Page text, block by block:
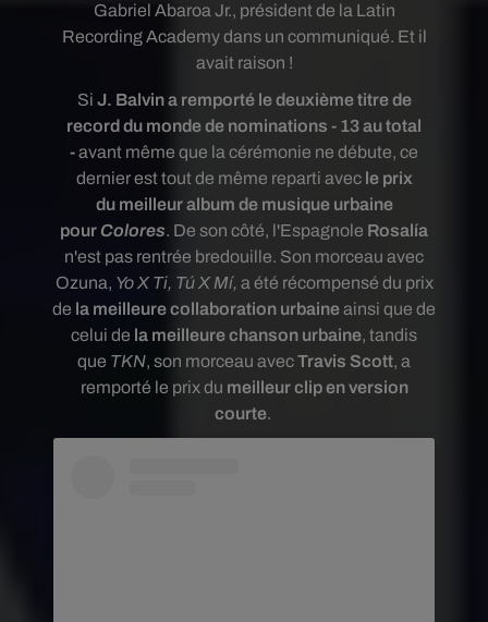
Gabriel Abaroa Jr., président de la Latin
Recording Academy dans un communiqué. Et il
avait raison !
Si J. Balvin a remporté le deuxième titre de
record du mondede nominations - 13 au total
-avant même que la cérémonie ne débute, ce
dernier est tout de même reparti avec le prix
du meilleur album de musique urbaine
pour Colores. De son côté, l'Espagnole Rosalía
n'est pas rentrée bredouille. Son morceau avec
Ozuna, Yo X Ti, Tú X Mí, a été récompensé du prix
de la meilleure collaboration urbaineainsi que de
celui de la meilleure chanson urbaine, tandis
que TKN, son morceau avecTravis Scott, a
remporté le prix du meilleur clip en version
courte.